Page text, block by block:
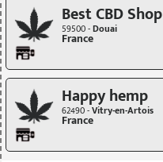
Best CBD Shop
59500 -Douai
France
Happy hemp
62490 -Vitry-en-Artois
France